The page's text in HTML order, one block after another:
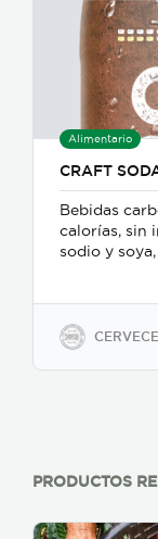
Alimentario
CRAFT
Bebidas
calorías, sin
sodio y
PRODUCTOS